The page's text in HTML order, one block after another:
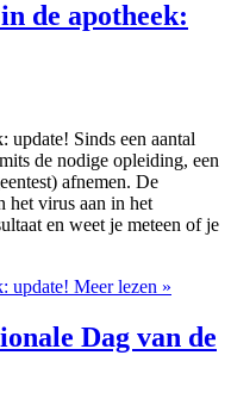
de apotheek:
update! Sinds een aantal
de nodige opleiding, een
afnemen. De
het virus aan in het
en weet je meteen of je
update! Meer lezen »
Dag van de